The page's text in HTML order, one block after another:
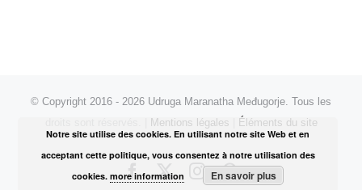
© Copyright 2016 - 2026 Udruga Maranatha Međugorje. Tous les
Mentions légales Éléments du site
Facebook
X Instagram
Pinterest
Notre site utilise des cookies. En utilisant notre site Web et en
acceptant cette politique, vous consentez à notre utilisation des
cookies.more information En savoir plus